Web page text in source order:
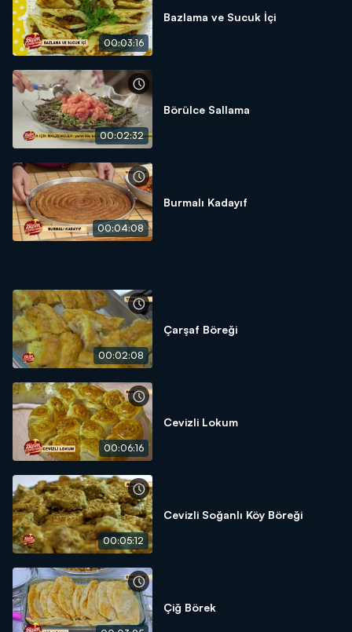
00:03:16
Bazlama ve Sucuk İçi
00:02:32
Börülce Sallama
00:04:08
Burmalı Kadayıf
00:02:08
Çarşaf Böreği
00:06:16
Cevizli Lokum
00:05:12
Cevizli Soğanlı Köy Böreği
Çiğ Börek